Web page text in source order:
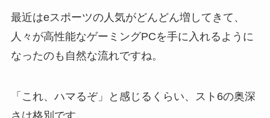
最近はeスポーツの人気がどんどん増してきて、
人々が高性能なゲーミングPCを手に入れるように
なったのも自然な流れですね。
「これ、ハマるぞ」と感じるくらい、スト6の奥深